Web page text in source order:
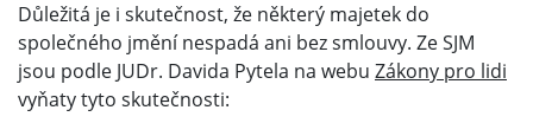
Důležitá je i skutečnost, že některý majetek do
společného jmění nespadá ani bez smlouvy. Ze SJM
jsou podle JUDr. Davida Pytela na webu Zákony pro lidi
vyňaty tyto skutečnosti: